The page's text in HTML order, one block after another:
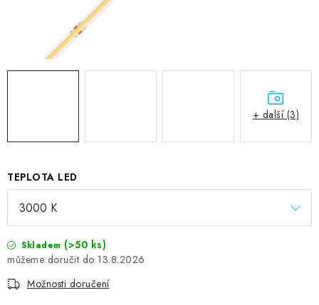
TEPLOTA LED
Skladem (>50 ks)
13.8.2026
Možnosti doručení
+ další (3)